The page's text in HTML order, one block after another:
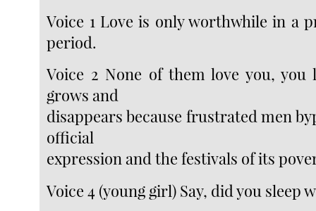
Voice 1 Love is only worthwhile in a
period.
Voice 2 None of them love you,
grows and
disappears because frustrated men
official
expression and the festivals of its
Voice 4 (young girl) Say, did you sleep